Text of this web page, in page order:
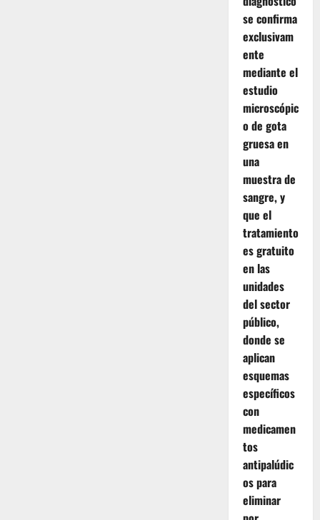
se confirma
exclusivam
ente
mediante el
estudio
microscópic
o de gota
gruesa en
una
muestra de
sangre, y
que el
tratamiento
es gratuito
en las
unidades
del sector
público,
donde se
aplican
esquemas
específicos
con
medicamen
tos
antipalúdic
os para
eliminar